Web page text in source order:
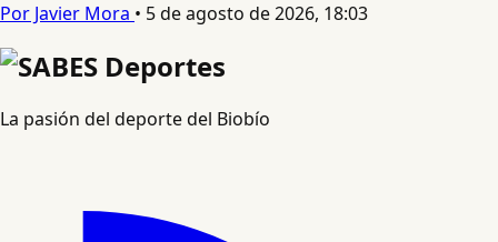
Por Javier Mora • 5 de agosto de 2026, 18:03
La pasión del deporte del Biobío